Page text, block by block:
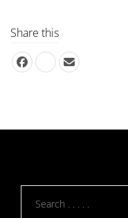
Share this